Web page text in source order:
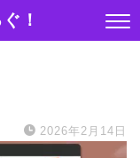
！
2026年2月14日